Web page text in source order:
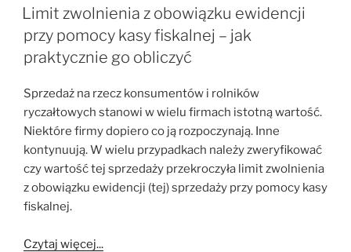
W
Limit zwolnienia z obowiązku ewidencji
przy pomocy kasy fiskalnej – jak
praktycznie go obliczyć
Sprzedaż na rzecz konsumentów i rolników
ryczałtowych stanowi w wielu firmach istotną wartość.
Niektóre firmy dopiero co ją rozpoczynają. Inne
kontynuują. W wielu przypadkach należy zweryfikować
czy wartość tej sprzedaży przekroczyła limit zwolnienia
z obowiązku ewidencji (tej) sprzedaży przy pomocy kasy
fiskalnej.
Czytaj więcej...